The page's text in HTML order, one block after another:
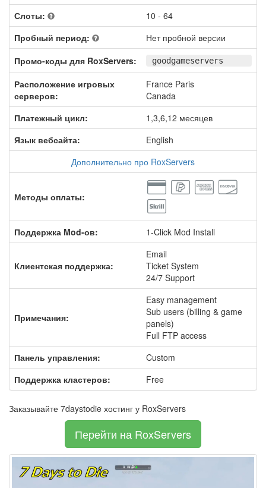
Слоты:
10 - 64
Пробный период:
Нет пробной версии
Промо-коды для RoxServers:
goodgameservers
Расположение игровых
серверов:
France Paris
Canada
Платежный цикл:
1,3,6,12 месяцев
Язык вебсайта:
English
Дополнительно про RoxServers
Методы оплаты:
Поддержка Mod-ов: 1-Click Mod Install
Клиентская поддержка:
Email
Ticket System
24/7 Support
Примечания:
Easy management
Sub users (billing & game
panels)
Full FTP access
Панель управления:
Custom
Поддержка кластеров:
Free
Заказывайте 7daystodie хостинг у RoxServers
Перейти на RoxServers